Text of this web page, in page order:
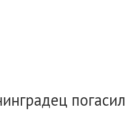
погасил